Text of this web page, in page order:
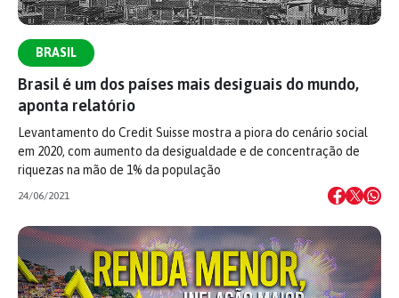
BRASIL
Brasil é um dos países mais desiguais do mundo,
aponta relatório
Levantamento do Credit Suisse mostra a piora do cenário social
em 2020, com aumento da desigualdade e de concentração de
riquezas na mão de 1% da população
24/06/2021